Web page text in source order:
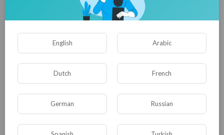
Комментариев нет
КАТЕГОРИИ
English Arabic
Dutch French
German Russian